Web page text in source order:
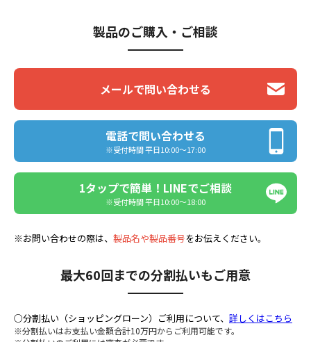
製品のご購入・ご相談
メールで問い合わせる
電話で問い合わせる
※受付時間 平日10:00〜17:00
1タップで簡単！LINEでご相談
※受付時間 平日10:00〜18:00
※お問い合わせの際は、 製品名や製品番号をお伝えください。
最大60回までの分割払いもご用意
○分割払い（ショッピングローン）ご利用について、 詳しくはこちら
※分割払いはお支払い金額合計10万円からご利用可能です。